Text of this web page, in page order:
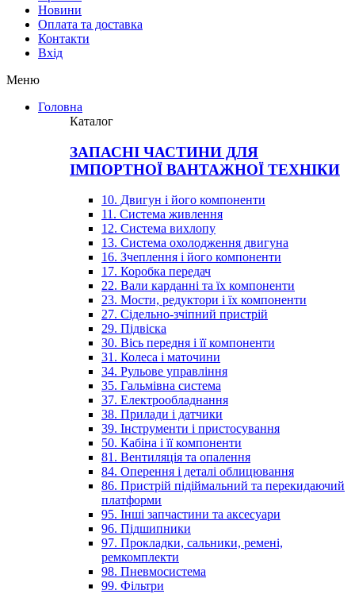
Новини
Оплата та доставка
Контакти
Вхiд
Меню
Головна
Каталог
ЗАПАСНІ ЧАСТИНИ ДЛЯ
ІМПОРТНОЇ ВАНТАЖНОЇ ТЕХНІКИ
10. Двигун і його компоненти
11. Система живлення
12. Система вихлопу
13. Система охолодження двигуна
16. Зчеплення і його компоненти
17. Коробка передач
22. Вали карданні та їх компоненти
23. Мости, редуктори і їх компоненти
27. Сідельно-зчіпний пристрій
29. Підвіска
30. Вісь передня і її компоненти
31. Колеса і маточини
34. Рульове управління
35. Гальмівна система
37. Електрообладнання
38. Прилади і датчики
39. Інструменти і пристосування
50. Кабіна і її компоненти
81. Вентиляція та опалення
84. Оперення і деталі облицювання
86. Пристрій підіймальний та перекидаючий
платформи
95. Інші запчастини та аксесуари
96. Підшипники
97. Прокладки, сальники, ремені,
ремкомплекти
98. Пневмосистема
99. Фільтри